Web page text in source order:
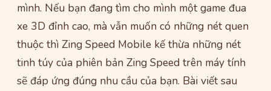
mình. Nếu bạn đang tìm cho mình một game đua
xe 3D đỉnh cao, mà vẫn muốn có những nét quen
thuộc thì Zing Speed Mobile kế thừa những nét
tinh túy của phiên bản Zing Speed trên máy tính
sẽ đáp ứng đúng nhu cầu của bạn. Bài viết sau